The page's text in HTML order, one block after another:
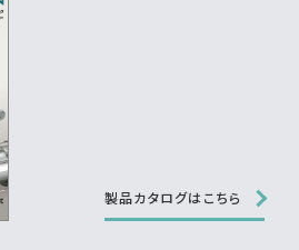
製品カタログはこちら